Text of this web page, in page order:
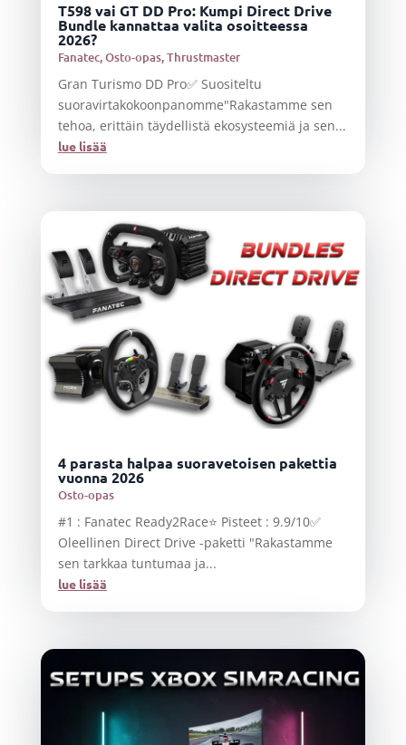
T598 vai GT DD Pro: Kumpi Direct Drive
Bundle kannattaa valita osoitteessa
2026?
Fanatec,Osto-opas,Thrustmaster
Gran Turismo DD Pro✅ Suositeltu
suoravirtakokoonpanomme"Rakastamme sen
tehoa, erittäin täydellistä ekosysteemiä ja sen...
lue lisää
4 parasta halpaa suoravetoisen pakettia
vuonna 2026
Osto-opas
#1 : Fanatec Ready2Race⭐ Pisteet : 9.9/10✅
Oleellinen Direct Drive -paketti "Rakastamme
sen tarkkaa tuntumaa ja...
lue lisää